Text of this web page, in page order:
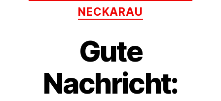
NECKARAU
Gute
Nachricht: